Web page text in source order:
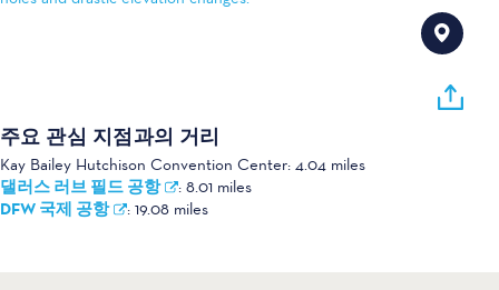
주요 관심 지점과의 거리
Kay Bailey Hutchison Convention Center: 4.04 miles
댈러스 러브 필드 공항 : 8.01 miles
DFW 국제 공항 : 19.08 miles